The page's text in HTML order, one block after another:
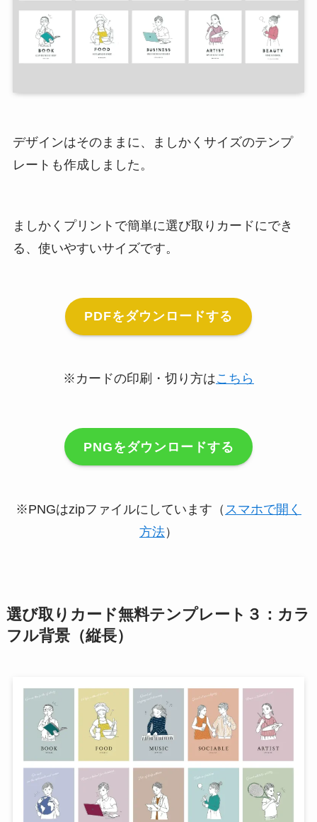
デザインはそのままに、ましかくサイズのテンプ
レートも作成しました。
ましかくプリントで簡単に選び取りカードにでき
る、使いやすいサイズです。
PDFをダウンロードする
※カードの印刷・切り方はこちら
PNGをダウンロードする
※PNGはzipファイルにしています（ スマホで開く
方法）
選び取りカード無料テンプレート３：カラ
フル背景（縦長）